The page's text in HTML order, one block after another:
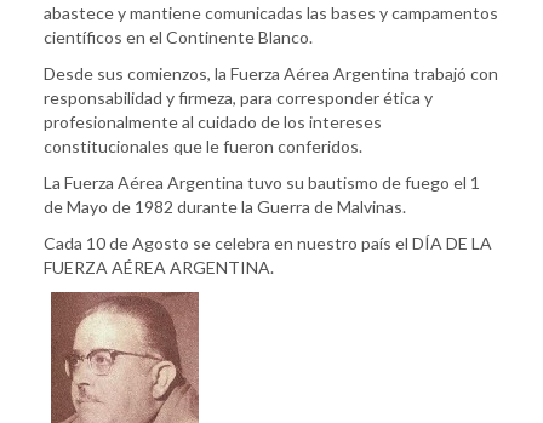
abastece y mantiene comunicadas las bases y campamentos
científicos en el Continente Blanco.
Desde sus comienzos, la Fuerza Aérea Argentina trabajó con
responsabilidad y firmeza, para corresponder ética y
profesionalmente al cuidado de los intereses
constitucionales que le fueron conferidos.
La Fuerza Aérea Argentina tuvo su bautismo de fuego el 1
de Mayo de 1982 durante la Guerra de Malvinas.
Cada 10 de Agosto se celebra en nuestro país el DÍA DE LA
FUERZA AÉREA ARGENTINA.